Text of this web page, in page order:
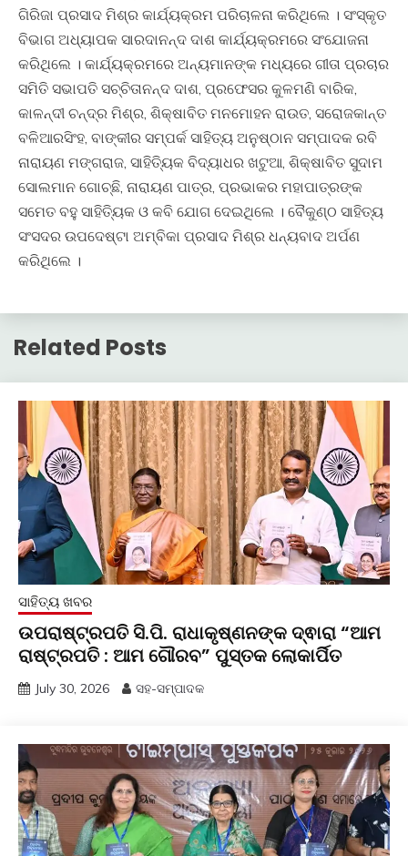
ଗିରିଜା ପ୍ରସାଦ ମିଶ୍ର କାର୍ଯ୍ୟକ୍ରମ ପରିଚାଳନା କରିଥିଲେ । ସଂସ୍କୃତ
ବିଭାଗ ଅଧ୍ୟାପକ ସାରଦାନନ୍ଦ ଦାଶ କାର୍ଯ୍ୟକ୍ରମରେ ସଂଯୋଜନା
କରିଥିଲେ । କାର୍ଯ୍ୟକ୍ରମରେ ଅନ୍ୟମାନଙ୍କ ମଧ୍ୟରେ ଗୀତା ପ୍ରଚାର
ସମିତି ସଭାପତି ସଚ୍ଚିତାନନ୍ଦ ଦାଶ, ପ୍ରଫେସର କୁଳମଣି ବାରିକ,
କାଳନ୍ଦୀ ଚନ୍ଦ୍ର ମିଶ୍ର, ଶିକ୍ଷାବିତ ମନମୋହନ ରାଉତ, ସରୋଜକାନ୍ତ
ବଳିଆରସିଂହ, ବାଙ୍କୀର ସମ୍ପର୍କ ସାହିତ୍ୟ ଅନୁଷ୍ଠାନ ସମ୍ପାଦକ ରବି
ନାରାୟଣ ମଙ୍ଗରାଜ, ସାହିତ୍ୟିକ ବିଦ୍ୟାଧର ଖଟୁଆ, ଶିକ୍ଷାବିତ ସୁଦାମ
ସୋଲମାନ ଗୋଚ୍ଛି, ନାରାୟଣ ପାତ୍ର, ପ୍ରଭାକର ମହାପାତ୍ରଙ୍କ
ସମେତ ବହୁ ସାହିତ୍ୟିକ ଓ କବି ଯୋଗ ଦେଇଥିଲେ । ବୈକୁଣ୍ଠ ସାହିତ୍ୟ
ସଂସଦର ଉପଦେଷ୍ଟା ଅମ୍ବିକା ପ୍ରସାଦ ମିଶ୍ର ଧନ୍ୟବାଦ ଅର୍ପଣ
କରିଥିଲେ ।
Related Posts
ସାହିତ୍ୟ ଖବର
ଉପରାଷ୍ଟ୍ରପତି ସି.ପି. ରାଧାକୃଷ୍ଣନଙ୍କ ଦ୍ଵାରା “ଆମ
ରାଷ୍ଟ୍ରପତି : ଆମ ଗୌରବ” ପୁସ୍ତକ ଲୋକାର୍ପିତ
July 30, 2026 ସହ-ସମ୍ପାଦକ